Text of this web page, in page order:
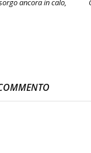
ancora in calo,